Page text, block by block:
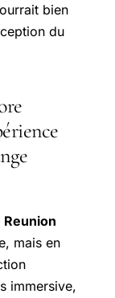
bien
du
Reunion
mais en
immersive,